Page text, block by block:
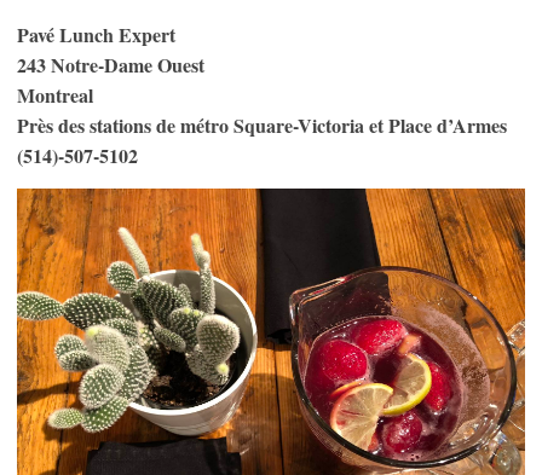
Pavé Lunch Expert
243 Notre-Dame Ouest
Montreal
Près des stations de métro Square-Victoria et Place d’Armes
(514)-507-5102